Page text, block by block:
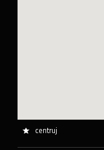
centruj